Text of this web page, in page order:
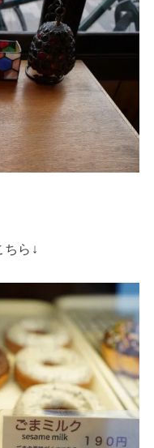
ちら↓